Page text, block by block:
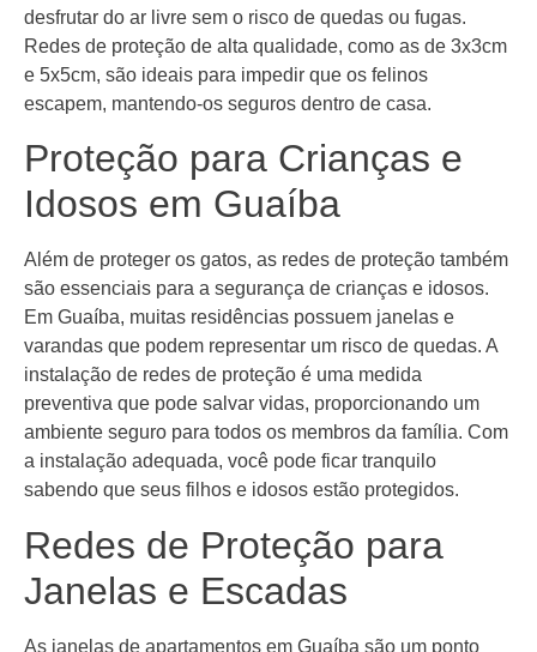
desfrutar do ar livre sem o risco de quedas ou fugas.
Redes de proteção de alta qualidade, como as de 3x3cm
e 5x5cm, são ideais para impedir que os felinos
escapem, mantendo-os seguros dentro de casa.
Proteção para Crianças e
Idosos em Guaíba
Além de proteger os gatos, as redes de proteção também
são essenciais para a segurança de crianças e idosos.
Em Guaíba, muitas residências possuem janelas e
varandas que podem representar um risco de quedas. A
instalação de redes de proteção é uma medida
preventiva que pode salvar vidas, proporcionando um
ambiente seguro para todos os membros da família. Com
a instalação adequada, você pode ficar tranquilo
sabendo que seus filhos e idosos estão protegidos.
Redes de Proteção para
Janelas e Escadas
As janelas de apartamentos em Guaíba são um ponto